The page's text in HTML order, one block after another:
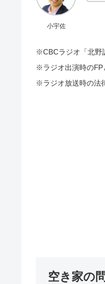
小宇佐
※CBCラジオ「北野
※ラジオ出演時のFP
※ラジオ放送時の法
空き家の